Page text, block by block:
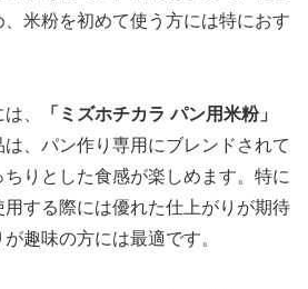
米粉を初めて使う方には特におす
、
「ミズホチカラ パン用米粉」
、パン作り専用にブレンドされて
りとした食感が楽しめます。特に
する際には優れた仕上がりが期待
趣味の方には最適です。